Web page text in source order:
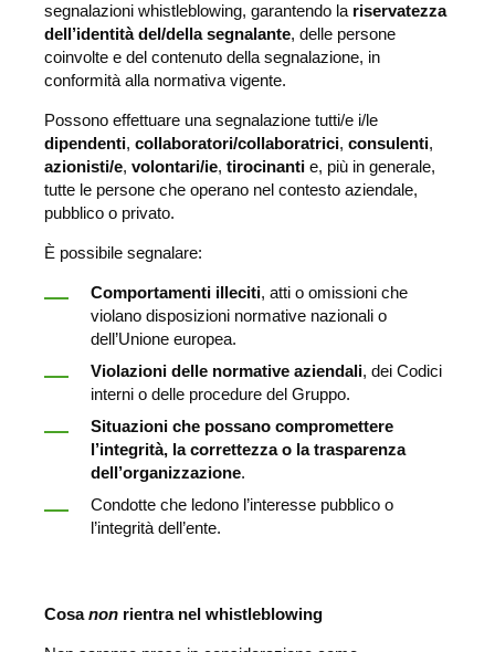
segnalazioni whistleblowing, garantendo la riservatezza
dell’identità del/della segnalante, delle persone
coinvolte e del contenuto della segnalazione, in
conformità alla normativa vigente.
Possono effettuare una segnalazione tutti/e i/le
dipendenti, collaboratori/collaboratrici, consulenti,
azionisti/e, volontari/ie, tirocinanti e, più in generale,
tutte le persone che operano nel contesto aziendale,
pubblico o privato.
È possibile segnalare:
Comportamenti illeciti, atti o omissioni che
violano disposizioni normative nazionali o
dell’Unione europea.
Violazioni delle normative aziendali, dei Codici
interni o delle procedure del Gruppo.
Situazioni che possano compromettere
l’integrità, la correttezza o la trasparenza
dell’organizzazione.
Condotte che ledono l’interesse pubblico o
l’integrità dell’ente.
Cosanon rientra nel whistleblowing